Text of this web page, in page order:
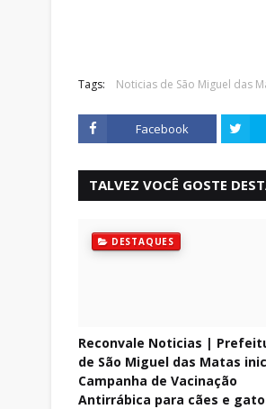
Tags: Noticias de São Miguel das
Facebook
TALVEZ VOCÊ GOSTE
DESTAQUES
Reconvale Noticias |
de São Miguel das Matas
Campanha de Vacinação
Antirrábica para cães e